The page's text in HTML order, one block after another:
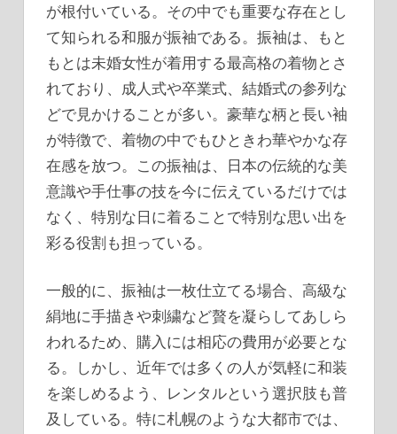
が根付いている。 その中でも重要な存在とし
て知られる和服が振袖である。振袖は、もと
もとは未婚女性が着用する最高格の着物とさ
れており、成人式や卒業式、結婚式の参列な
どで見かけることが多い。豪華な柄と長い袖
が特徴で、着物の中でもひときわ華やかな存
在感を放つ。この振袖は、日本の伝統的な美
意識や手仕事の技を今に伝えているだけでは
なく、特別な日に着ることで特別な思い出を
彩る役割も担っている。
一般的に、振袖は一枚仕立てる場合、高級な
絹地に手描きや刺繍など贅を凝らしてあしら
われるため、購入には相応の費用が必要とな
る。しかし、近年では多くの人が気軽に和装
を楽しめるよう、レンタルという選択肢も普
及している。特に札幌のような大都市では、